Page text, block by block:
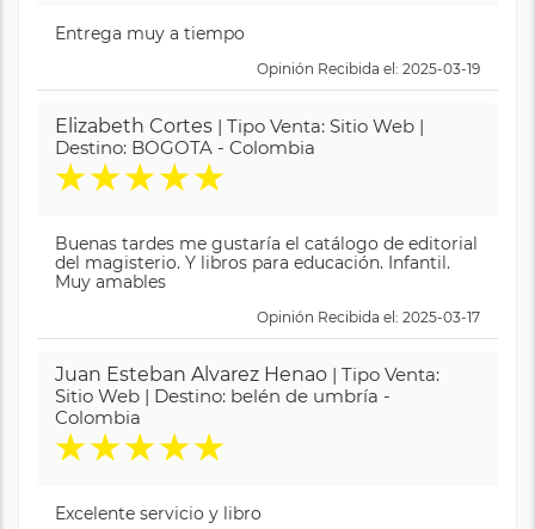
Entrega muy a tiempo
Opinión Recibida el: 2025-03-19
Elizabeth Cortes | Tipo Venta: Sitio Web |
Destino: BOGOTA - Colombia
★★★★★
Buenas tardes me gustaría el catálogo de editorial
del magisterio. Y libros para educación. Infantil.
Muy amables
Opinión Recibida el: 2025-03-17
Juan Esteban Alvarez Henao | Tipo Venta:
Sitio Web | Destino: belén de umbría -
Colombia
★★★★★
Excelente servicio y libro